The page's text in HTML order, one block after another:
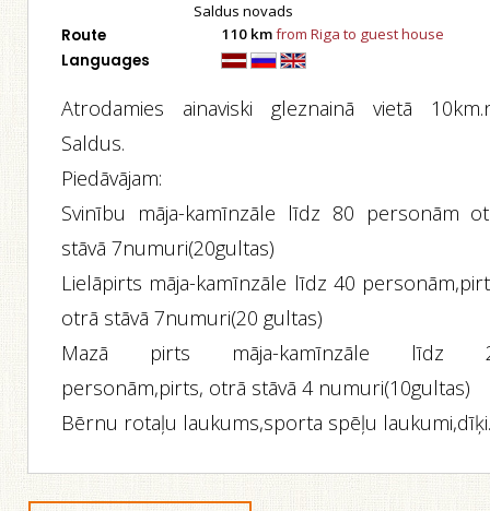
Saldus novads
Route 110 kmfrom Riga to guest house
Languages
Atrodamies ainaviski gleznainā vietā
Saldus.
Piedāvājam:
Svinību māja-kamīnzāle līdz 80 personām
stāvā 7numuri(20gultas)
Lielāpirts māja-kamīnzāle līdz 40
otrā stāvā 7numuri(20 gultas)
Mazā pirts māja-kamīnzāle līdz
personām,pirts, otrā stāvā 4 numuri(10gultas)
Bērnu rotaļu laukums,sporta spēļu